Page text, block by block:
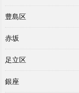
豊島区
赤坂
足立区
銀座